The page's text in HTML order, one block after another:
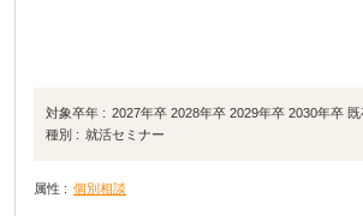
対象卒年 : 2027年卒 2028年卒 2029年卒 2030年卒 既
種別 : 就活セミナー
属性 : 個別相談